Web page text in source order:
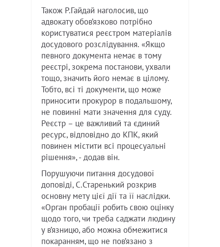
Також Р.Гайдай наголосив, що
адвокату обов’язково потрібно
користуватися реєстром матеріалів
досудового розслідування. «Якщо
певного документа немає в тому
реєстрі, зокрема постанови, ухвали
тощо, значить його немає в цілому.
Тобто, всі ті документи, що може
приносити прокурор в подальшому,
не повинні мати значення для суду.
Реєстр – це важливий та єдиний
ресурс, відповідно до КПК, який
повинен містити всі процесуальні
рішення», - додав він.
Порушуючи питання досудової
доповіді, С.Старенький розкрив
основну мету цієї дії та її наслідки.
«Орган пробації робить свою оцінку
щодо того, чи треба саджати людину
у в’язницю, або можна обмежитися
покаранням, що не пов’язано з